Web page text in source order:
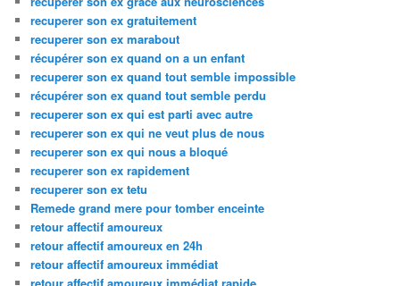
recuperer son ex gratuitement
recuperer son ex marabout
récupérer son ex quand on a un enfant
recuperer son ex quand tout semble impossible
récupérer son ex quand tout semble perdu
recuperer son ex qui est parti avec autre
recuperer son ex qui ne veut plus de nous
recuperer son ex qui nous a bloqué
recuperer son ex rapidement
recuperer son ex tetu
Remede grand mere pour tomber enceinte
retour affectif amoureux
retour affectif amoureux en 24h
retour affectif amoureux immédiat